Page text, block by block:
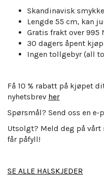
Skandinavisk
Lengde 55 cm, kan
Gratis frakt over 995
30 dagers åpent kjøp
Ingen tollgebyr (all
Få 10 % rabatt på kjøpet
nyhetsbrev her
Spørsmål? Send oss en e-
Utsolgt? Meld deg på vårt
får påfyll!
SE ALLE HALSKJEDER